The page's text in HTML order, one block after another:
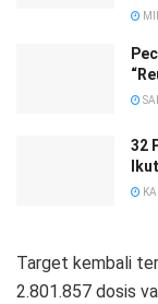
32
Target kembali
2.801.857 dosis